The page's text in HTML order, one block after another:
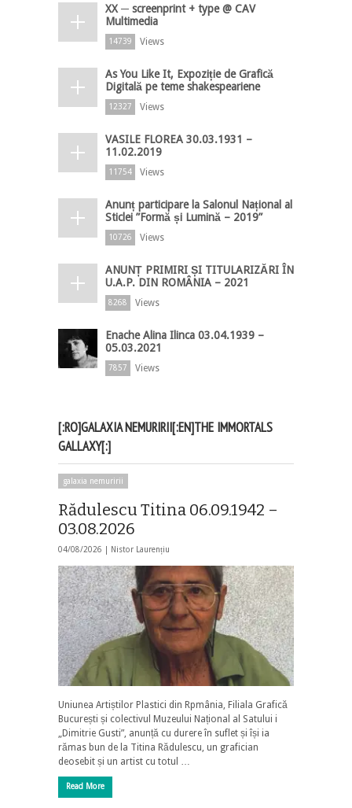
XX ─ screenprint + type @ CAV
Multimedia
14739 Views
As You Like It, Expoziție de Grafică
Digitală pe teme shakespeariene
12327 Views
VASILE FLOREA 30.03.1931 –
11.02.2019
11754 Views
Anunț participare la Salonul Național al
Sticlei ”Formă și Lumină – 2019”
10726 Views
ANUNȚ PRIMIRI ȘI TITULARIZĂRI ÎN
U.A.P. DIN ROMÂNIA – 2021
8268 Views
Enache Alina Ilinca 03.04.1939 –
05.03.2021
7857 Views
[:RO]GALAXIA NEMURIRII[:EN]THE IMMORTALS
GALLAXY[:]
galaxia nemuririi
Rădulescu Titina 06.09.1942 –
03.08.2026
04/08/2026 | Nistor Laurențiu
Uniunea Artiștilor Plastici din Rpmânia, Filiala Grafică
București și colectivul Muzeului Național al Satului i
„Dimitrie Gusti”, anunță cu durere în suflet și își ia
rămas bun de la Titina Rădulescu, un grafician
deosebit și un artist cu totul …
Read More